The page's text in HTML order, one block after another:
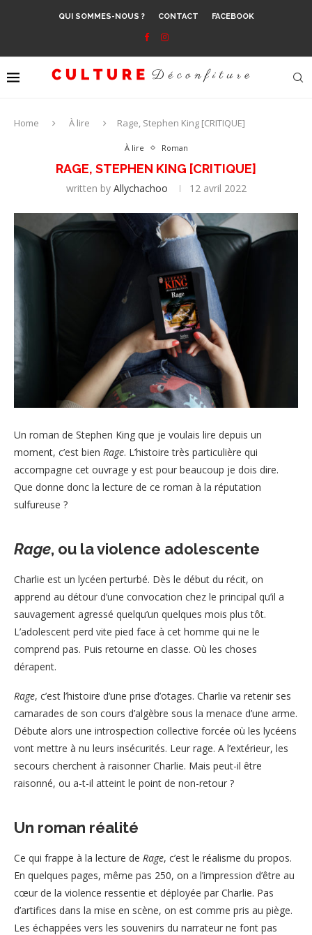
QUI SOMMES-NOUS ? CONTACT FACEBOOK
Home À lire Rage, Stephen King [CRITIQUE]
À lire Roman
RAGE, STEPHEN KING [CRITIQUE]
written by Allychachoo 12 avril 2022
Un roman de Stephen King que je voulais lire depuis un
moment, c’est bien Rage. L’histoire très particulière qui
accompagne cet ouvrage y est pour beaucoup je dois dire.
Que donne donc la lecture de ce roman à la réputation
sulfureuse ?
Rage, ou la violence adolescente
Charlie est un lycéen perturbé. Dès le début du récit, on
apprend au détour d’une convocation chez le principal qu’il a
sauvagement agressé quelqu’un quelques mois plus tôt.
L’adolescent perd vite pied face à cet homme qui ne le
comprend pas. Puis retourne en classe. Où les choses
dérapent.
Rage, c’est l’histoire d’une prise d’otages. Charlie va retenir ses
camarades de son cours d’algèbre sous la menace d’une arme.
Débute alors une introspection collective forcée où les lycéens
vont mettre à nu leurs insécurités. Leur rage. A l’extérieur, les
secours cherchent à raisonner Charlie. Mais peut-il être
raisonné, ou a-t-il atteint le point de non-retour ?
Un roman réalité
Ce qui frappe à la lecture de Rage, c’est le réalisme du propos.
En quelques pages, même pas 250, on a l’impression d’être au
cœur de la violence ressentie et déployée par Charlie. Pas
d’artifices dans la mise en scène, on est comme pris au piège.
Les échappées vers les souvenirs du narrateur ne font pas